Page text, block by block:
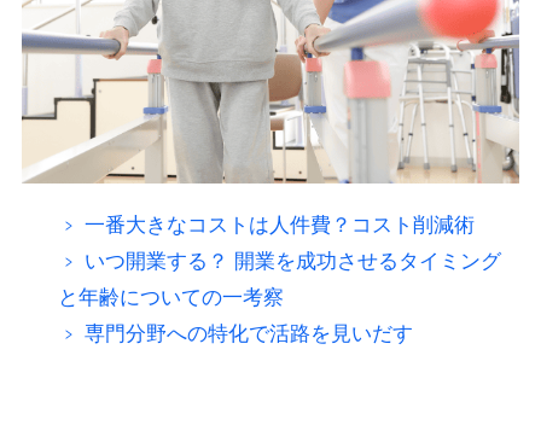
一番大きなコストは人件費？コスト削減術
いつ開業する？ 開業を成功させるタイミング
と年齢についての一考察
専門分野への特化で活路を見いだす